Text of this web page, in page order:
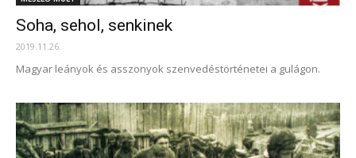
Soha, sehol, senkinek
2019.11.26.
Magyar leányok és asszonyok szenvedéstörténetei a gulágon.